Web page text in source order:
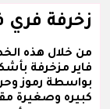
زخرفة فري
من خلال هذه
فاير مزخرفة
بواسطة رموز
كبيره وصغيرة